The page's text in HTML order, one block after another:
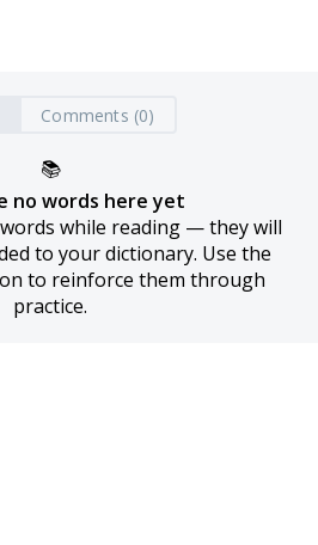
Comments (0)
📚
no words here yet
while reading — they will
to your dictionary. Use the
to reinforce them through
practice.